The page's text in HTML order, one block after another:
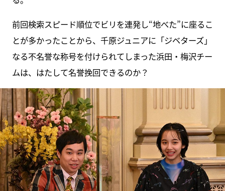
前回検索スピード順位でビリを連発し“地べた”に座るこ
とが多かったことから、千原ジュニアに「ジベターズ」
なる不名誉な称号を付けられてしまった浜田・梅沢チー
ムは、はたして名誉挽回できるのか？